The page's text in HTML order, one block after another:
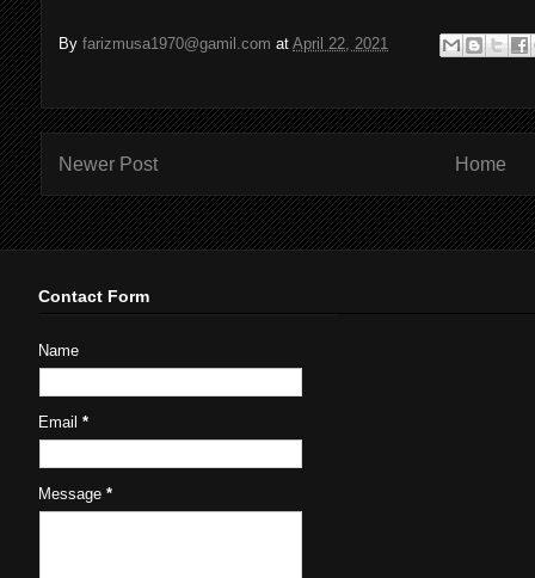
Byfarizmusa1970@gamil.com atApril 22, 2021
Newer Post Home
Contact Form
Name
Email*
Message*